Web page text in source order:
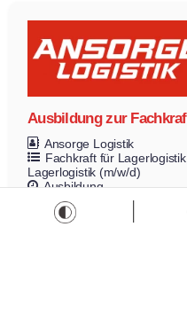
Ausbildung zur
Ansorge Logistik
Fachkraft für Lagerlogistik
Lagerlogistik (m/w/d)
Ausbildung
Zur Stelle